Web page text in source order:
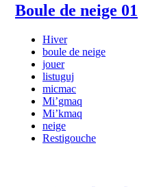
Boule de neige 01
Hiver
boule de neige
jouer
listuguj
micmac
Mi’gmaq
Mi’kmaq
neige
Restigouche